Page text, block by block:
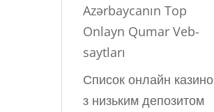
Azərbaycanın Top
Onlayn Qumar Veb-
saytları
Список онлайн казино
з низьким депозитом